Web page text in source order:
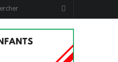
Rechercher